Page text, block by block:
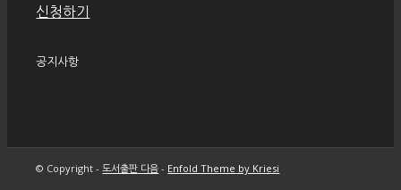
신청하기
공지사항
© Copyright -도서출판 다음 - Enfold Theme by Kriesi